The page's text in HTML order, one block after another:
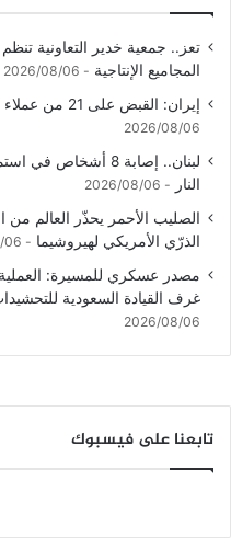
تعز.. جمعية خدير التعاونية تنظم
المجاميع الإنتاجية
2026/08/06
إيران: القبض على 21 من عملاء الكيان الصهيوني في محافظة كرمان
2026/08/06
لبنان.. إصابة 8
النار
2026/08/06
الصليب الأحمر يحذّر العالم
الذرّي الأمريكي لهيروشيما
06
مصدر عسكري للمسيرة:
غرف القيادة السعودية
2026/08/06
تابعنا على فيسبوك